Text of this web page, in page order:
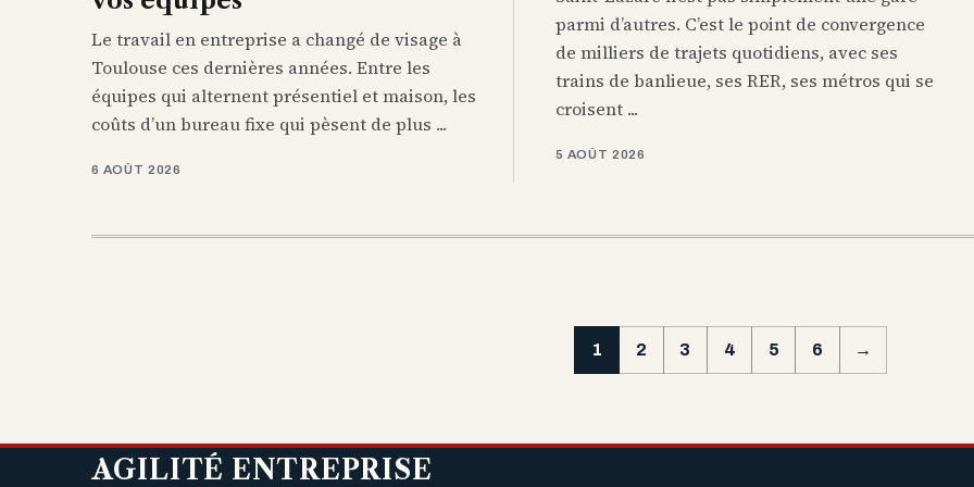
Le travail en entreprise a changé de visage à
Toulouse ces dernières années. Entre les
équipes qui alternent présentiel et maison, les
coûts d’un bureau fixe qui pèsent de plus ...
6 AOÛT 2026
parmi d’autres. C’est le point de convergence
de milliers de trajets quotidiens, avec ses
trains de banlieue, ses RER, ses métros qui se
croisent ...
5 AOÛT 2026
1 2 3 4 5 6 →
AGILITÉ ENTREPRISE